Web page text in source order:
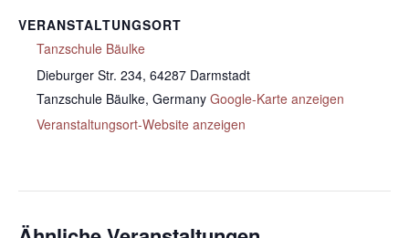
VERANSTALTUNGSORT
Tanzschule Bäulke
Dieburger Str. 234, 64287 Darmstadt
Tanzschule Bäulke, Germany Google-Karte anzeigen
Veranstaltungsort-Website anzeigen